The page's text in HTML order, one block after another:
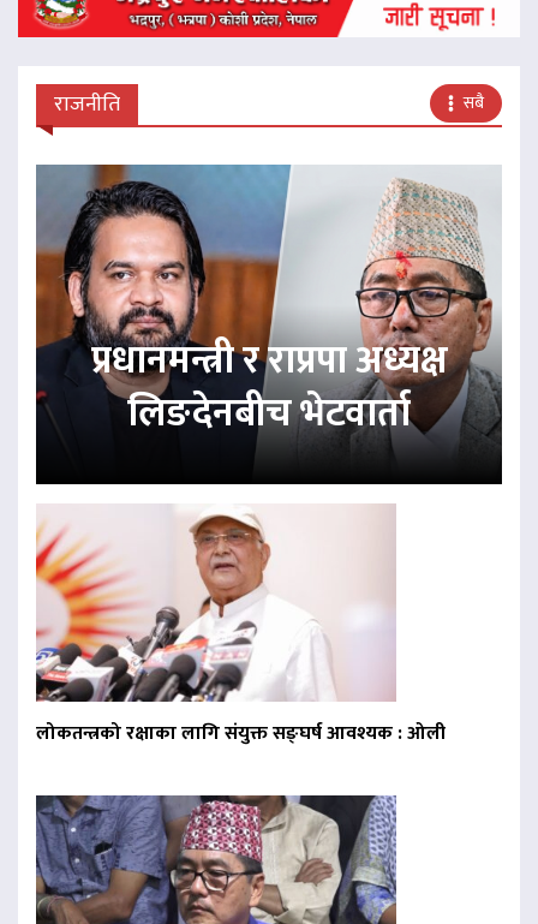
राजनीति सबै
प्रधानमन्त्री र राप्रपा अध्यक्ष
लिङदेनबीच भेटवार्ता
लोकतन्त्रको रक्षाका लागि संयुक्त सङ्घर्ष आवश्यक : ओली